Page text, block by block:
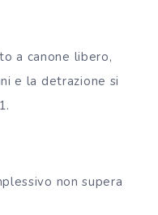
a canone libero,
e la detrazione si
non supera